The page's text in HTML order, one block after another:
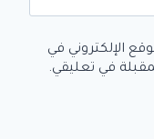
الإلكتروني في
في تعليقي.